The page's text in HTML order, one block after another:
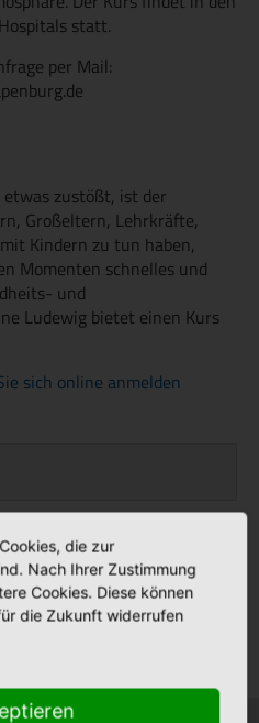
statt.
per Mail:
etwas zustößt, ist der
Großeltern, Lehrkräfte,
Kindern zu tun haben,
Momenten schnelles und
und
Ludewig bietet einen Kurs
sich online anmelden
die zur
Nach Ihrer Zustimmung
Cookies. Diese können
die Zukunft widerrufen